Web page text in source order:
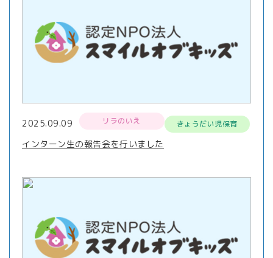
2025.09.09 リラのいえ きょうだい児保育
インターン生の報告会を行いました